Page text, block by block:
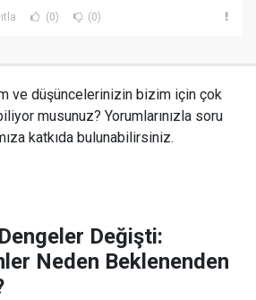
(0) (0)
ve düşüncelerinizin bizim için çok
musunuz? Yorumlarınızla soru
katkıda bulunabilirsiniz.
Değişti:
Neden Beklenenden